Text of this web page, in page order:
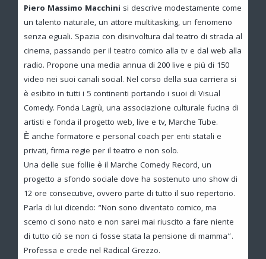
Piero Massimo Macchini si descrive modestamente come
un talento naturale, un attore multitasking, un fenomeno
senza eguali. Spazia con disinvoltura dal teatro di strada al
cinema, passando per il teatro comico alla tv e dal web alla
radio. Propone una media annua di 200 live e più di 150
video nei suoi canali social. Nel corso della sua carriera si
è esibito in tutti i 5 continenti portando i suoi di Visual
Comedy. Fonda Lagrù, una associazione culturale fucina di
artisti e fonda il progetto web, live e tv, Marche Tube.
È anche formatore e personal coach per enti statali e
privati, firma regie per il teatro e non solo.
Una delle sue follie è il Marche Comedy Record, un
progetto a sfondo sociale dove ha sostenuto uno show di
12 ore consecutive, ovvero parte di tutto il suo repertorio.
Parla di lui dicendo: “Non sono diventato comico, ma
scemo ci sono nato e non sarei mai riuscito a fare niente
di tutto ciò se non ci fosse stata la pensione di mamma”.
Professa e crede nel Radical Grezzo.